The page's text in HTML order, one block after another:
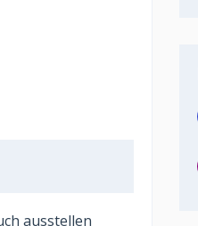
ausstellen